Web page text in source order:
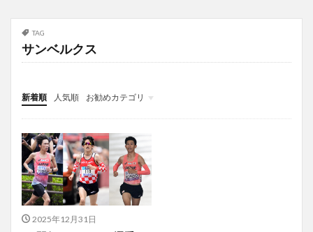
TAG
サンベルクス
新着順 人気順
お勧めカテゴリ
投稿
学び
マンガ
電子書籍
2025年12月31日